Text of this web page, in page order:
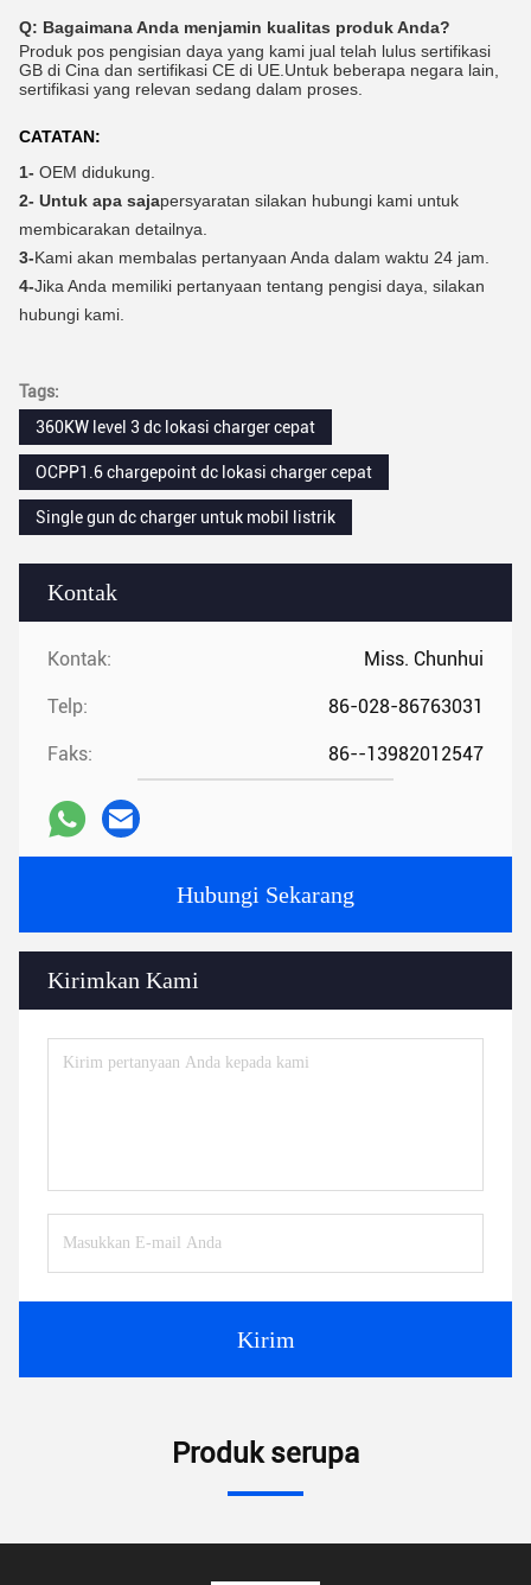
Kontak
Kontak: Miss. Chunhui
Telp: 86-028-86763031
Faks: 86--13982012547
Hubungi Sekarang
Kirimkan Kami
Kirim
Q: Bagaimana Anda menjamin kualitas produk Anda?
Produk pos pengisian daya yang kami jual telah lulus sertifikasi
GB di Cina dan sertifikasi CE di UE.Untuk beberapa negara lain,
sertifikasi yang relevan sedang dalam proses.
CATATAN:
1- OEM didukung.
2- Untuk apa sajapersyaratan silakan hubungi kami untuk
membicarakan detailnya.
3-Kami akan membalas pertanyaan Anda dalam waktu 24 jam.
4-Jika Anda memiliki pertanyaan tentang pengisi daya, silakan
hubungi kami.
Tags:
360KW level 3 dc lokasi charger cepat
OCPP1.6 chargepoint dc lokasi charger cepat
Single gun dc charger untuk mobil listrik
Produk serupa